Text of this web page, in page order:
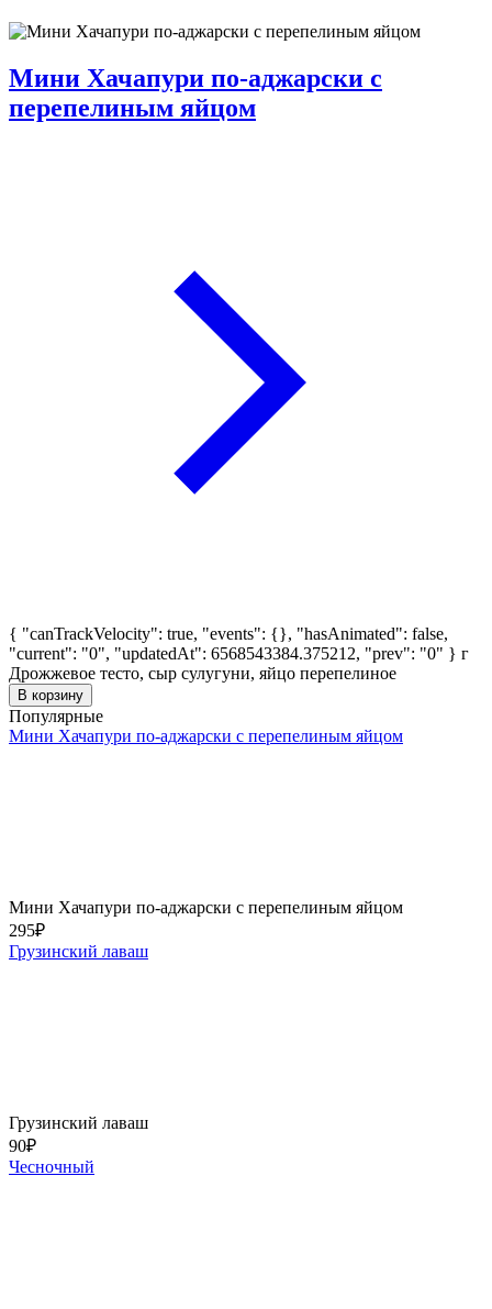
Мини Хачапури по-аджарски с
перепелиным яйцом
{ "canTrackVelocity": true, "events": {}, "hasAnimated": false,
"current": "0", "updatedAt": 6568543384.375212, "prev": "0" } г
Дрожжевое тесто, сыр сулугуни, яйцо перепелиное
В корзину
Популярные
Мини Хачапури по-аджарски с перепелиным яйцом
Мини Хачапури по-аджарски с перепелиным яйцом
295₽
Грузинский лаваш
Грузинский лаваш
90₽
Чесночный